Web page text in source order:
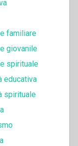
familiare
giovanile
spirituale
educativa
spirituale